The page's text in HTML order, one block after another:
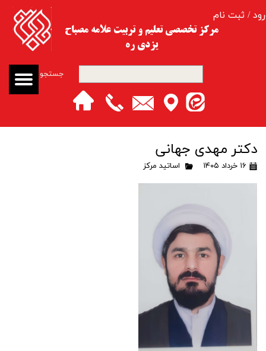
جستجو
/ ثبت نام
حساب کاربری من
خروج از حساب کاربری
مرکز تخصصی تعلیم و تربیت​​​​​​​ علامه مصباح
یزدی ره
دکتر مهدی جهانی
۱۶ خرداد ۱۴۰۵ اساتید مرکز